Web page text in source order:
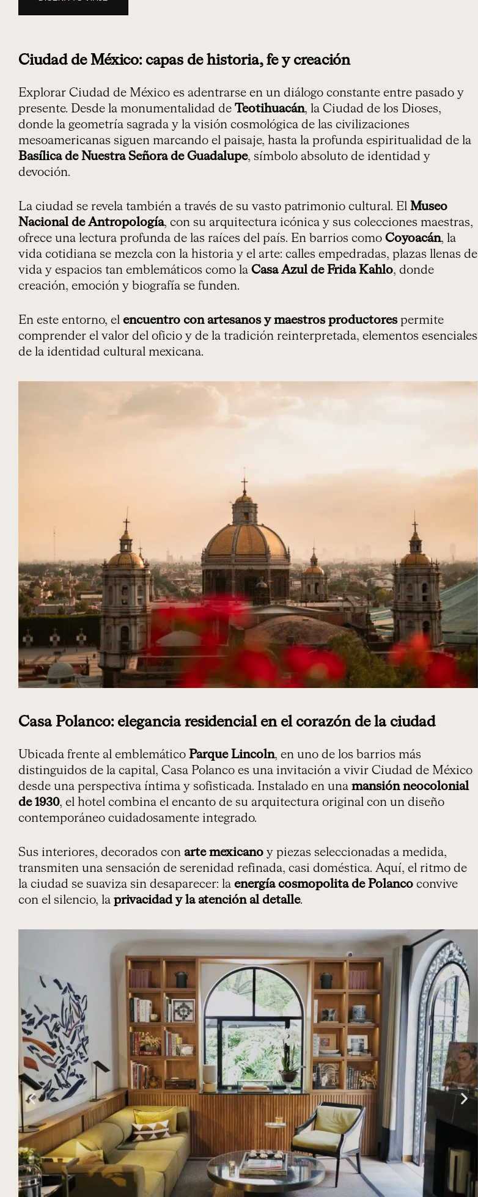
Ciudad de México: capas de historia, fe y creación
Explorar Ciudad de México es adentrarse en un diálogo constante entre pasado y
presente. Desde la monumentalidad de Teotihuacán, la Ciudad de los Dioses,
donde la geometría sagrada y la visión cosmológica de las civilizaciones
mesoamericanas siguen marcando el paisaje, hasta la profunda espiritualidad de la
Basílica de Nuestra Señora de Guadalupe, símbolo absoluto de identidad y
devoción.
La ciudad se revela también a través de su vasto patrimonio cultural. El Museo
Nacional de Antropología, con su arquitectura icónica y sus colecciones maestras,
ofrece una lectura profunda de las raíces del país. En barrios como Coyoacán, la
vida cotidiana se mezcla con la historia y el arte: calles empedradas, plazas llenas de
vida y espacios tan emblemáticos como la Casa Azul de Frida Kahlo, donde
creación, emoción y biografía se funden.
En este entorno, el encuentro con artesanos y maestros productorespermite
comprender el valor del oficio y de la tradición reinterpretada, elementos esenciales
de la identidad cultural mexicana.
Casa Polanco: elegancia residencial en el corazón de la ciudad
Ubicada frente al emblemático Parque Lincoln, en uno de los barrios más
distinguidos de la capital, Casa Polanco es una invitación a vivir Ciudad de México
desde una perspectiva íntima y sofisticada. Instalado en una mansión neocolonial
de 1930, el hotel combina el encanto de su arquitectura original con un diseño
contemporáneo cuidadosamente integrado.
Sus interiores, decorados con arte mexicano y piezas seleccionadas a medida,
transmiten una sensación de serenidad refinada, casi doméstica. Aquí, el ritmo de
la ciudad se suaviza sin desaparecer: la energía cosmopolita de Polanco convive
con el silencio, la privacidad y la atención al detalle.